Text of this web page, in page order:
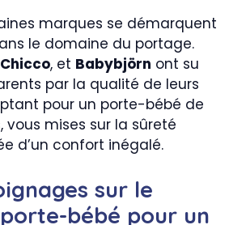
marques se démarquent
le domaine du portage.
Chicco, et Babybjörn ont su
par la qualité de leurs
pour un porte-bébé de
vous mises sur la sûreté
d’un confort inégalé.
sur le
bébé pour un